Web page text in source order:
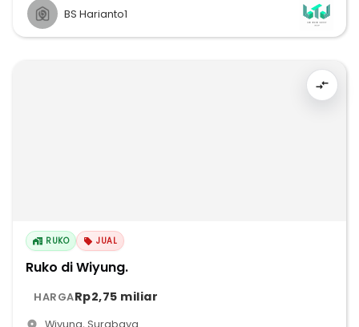
BS Harianto1
RUKO JUAL
Ruko di Wiyung.
HARGARp2,75 miliar
Wiyung, Surabaya